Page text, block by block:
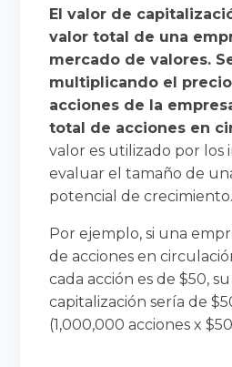
El valor de
valor total de una
mercado de valores.
multiplicando el
acciones de la
total de acciones en
valor es utilizado por los
evaluar el tamaño de
potencial de crecimiento.
Por ejemplo, si una
de acciones en
cada acción es de $50,
capitalización sería de
(1,000,000 acciones x